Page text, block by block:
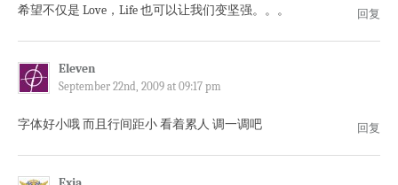
希望不仅是 Love，Life 也可以让我们变坚强。。。
回复
Eleven
September 22nd, 2009 at 09:17 pm
字体好小哦 而且行间距小 看着累人 调一调吧 回复